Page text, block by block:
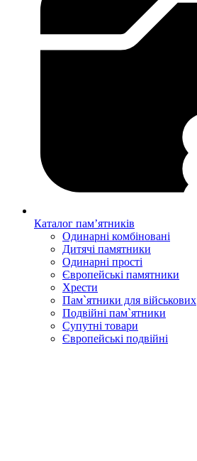
Каталог пам’ятників
Одинарні комбіновані
Дитячі памятники
Одинарні прості
Європейські памятники
Хрести
Пам`ятники для військових
Подвійні пам`ятники
Супутні товари
Європейські подвійні